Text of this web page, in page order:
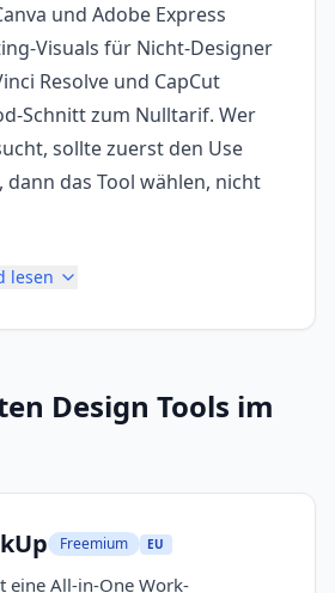
und Adobe Express
Visuals für Nicht-Designer
Resolve und CapCut
Schnitt zum Nulltarif. Wer
sollte zuerst den Use
dann das Tool wählen, nicht
lesen
Design Tools im
Freemium EU
eine All-in-One Work-